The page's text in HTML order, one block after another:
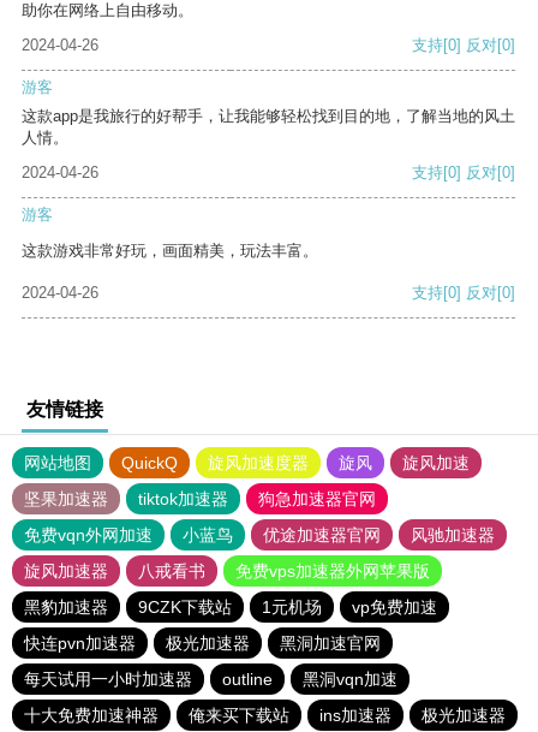
助你在网络上自由移动。
2024-04-26
支持[0] 反对[0]
游客
这款app是我旅行的好帮手，让我能够轻松找到目的地，了解当地的风土
人情。
2024-04-26
支持[0] 反对[0]
游客
这款游戏非常好玩，画面精美，玩法丰富。
2024-04-26 支持[0] 反对[0]
友情链接
网站地图 QuickQ 旋风加速度器 旋风
旋风加速
坚果加速器
tiktok加速器
狗急加速器官网
免费vqn外网加速
小蓝鸟 优途加速器官网
风驰加速器
旋风加速器
八戒看书
免费vps加速器外网苹果版
黑豹加速器
9CZK下载站 1元机场
vp免费加速
快连pvn加速器
极光加速器
黑洞加速官网
每天试用一小时加速器
outline
黑洞vqn加速
十大免费加速神器
俺来买下载站 ins加速器 极光加速器